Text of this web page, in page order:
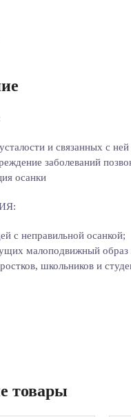
и связанных с
заболеваний
осанки
с неправильной осанкой;
малоподвижный образ
школьников и
товары